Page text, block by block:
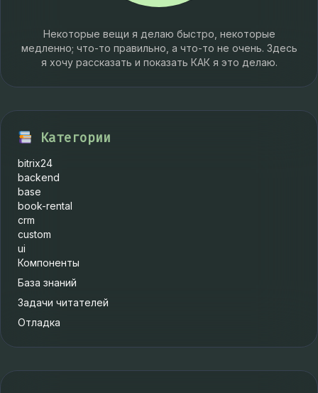
Некоторые вещи я делаю быстро, некоторые
медленно; что-то правильно, а что-то не очень. Здесь
я хочу рассказать и показать КАК я это делаю.
Категории
bitrix24
backend
base
book-rental
crm
custom
ui
Компоненты
База знаний
Задачи читателей
Отладка